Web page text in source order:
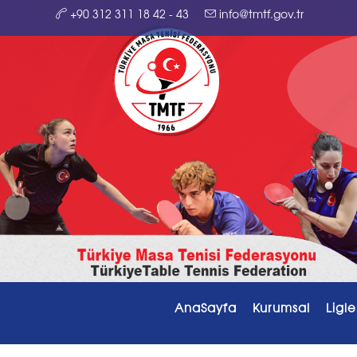
+90 312 311 18 42 - 43 info@tmtf.gov.tr
AnaSayfa Kurumsal